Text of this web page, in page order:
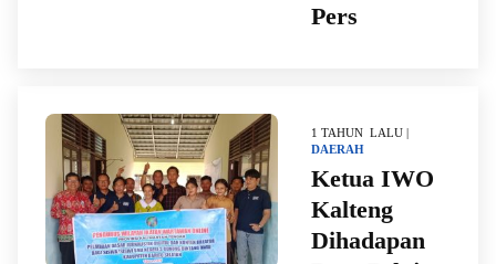
Pers
1 TAHUN LALU |
DAERAH
Ketua IWO
Kalteng
Dihadapan